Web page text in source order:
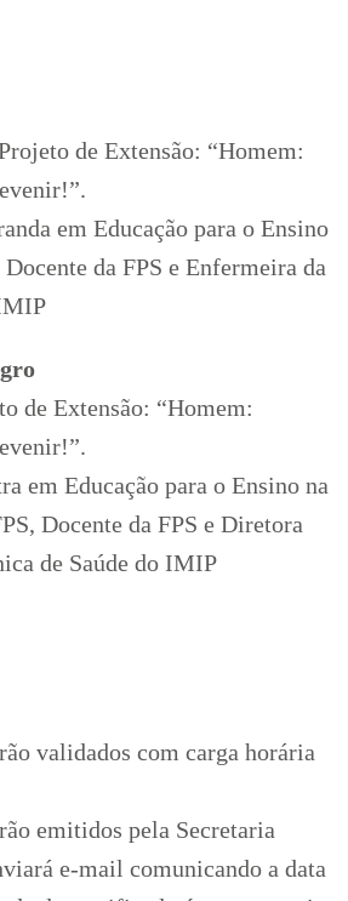
de Extensão: “Homem:
em Educação para o Ensino
da FPS e Enfermeira da
de Extensão: “Homem:
em Educação para o Ensino na
Docente da FPS e Diretora
de Saúde do IMIP
validados com carga horária
emitidos pela Secretaria
e-mail comunicando a data